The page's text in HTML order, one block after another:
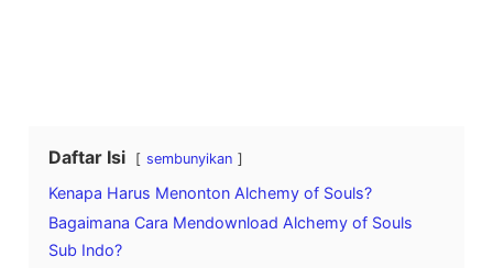
Daftar Isi sembunyikan
Kenapa Harus Menonton Alchemy of Souls?
Bagaimana Cara Mendownload Alchemy of Souls
Sub Indo?